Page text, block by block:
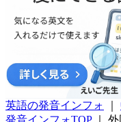
英語の発音インフォ
発音インフォTOP
外